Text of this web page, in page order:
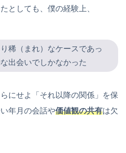
としても、僕の経験上、
稀（まれ）なケースであっ
出会いでしかなかった
にせよ「それ以降の関係」を保
年月の会話や価値観の共有は欠